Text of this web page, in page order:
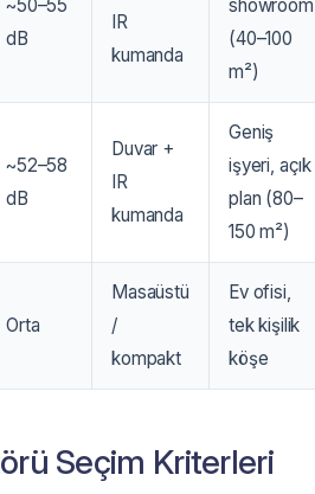
~50–55
dB
IR
kumanda
showroom
(40–100
m²)
~52–58
dB
Duvar +
IR
kumanda
Geniş
işyeri, açık
plan (80–
150 m²)
Orta
Masaüstü
/
kompakt
Ev ofisi,
tek kişilik
köşe
Seçim Kriterleri